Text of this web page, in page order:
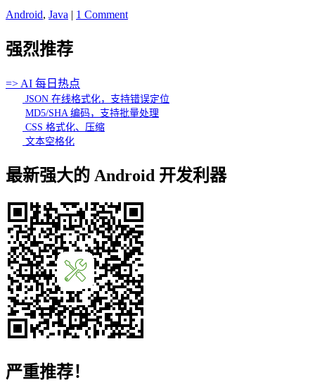
Android, Java | 1 Comment
强烈推荐
=> AI 每日热点
JSON 在线格式化，支持错误定位
MD5/SHA 编码，支持批量处理
CSS 格式化、压缩
文本空格化
最新强大的 Android 开发利器
严重推荐！